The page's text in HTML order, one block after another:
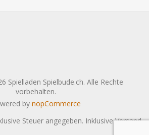
Spielladen Spielbude.ch. Alle Rechte
vorbehalten.
by nopCommerce
Steuer angegeben. InklusiveVersand